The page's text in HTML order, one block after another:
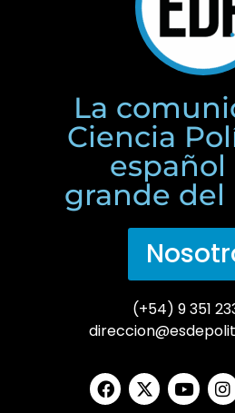
La
Ciencia
español
grande
(+54) 9 351